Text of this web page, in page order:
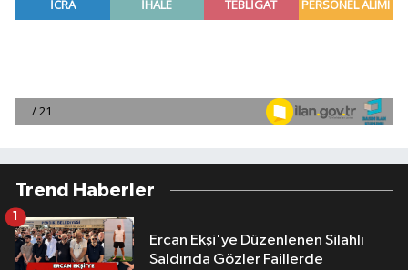
Trend Haberler
Ercan Ekşi'ye Düzenlenen Silahlı
Saldırıda Gözler Faillerde
1